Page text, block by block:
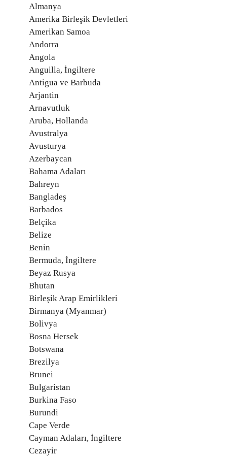
Almanya
Amerika Birleşik Devletleri
Amerikan Samoa
Andorra
Angola
Anguilla, İngiltere
Antigua ve Barbuda
Arjantin
Arnavutluk
Aruba, Hollanda
Avustralya
Avusturya
Azerbaycan
Bahama Adaları
Bahreyn
Bangladeş
Barbados
Belçika
Belize
Benin
Bermuda, İngiltere
Beyaz Rusya
Bhutan
Birleşik Arap Emirlikleri
Birmanya (Myanmar)
Bolivya
Bosna Hersek
Botswana
Brezilya
Brunei
Bulgaristan
Burkina Faso
Burundi
Cape Verde
Cayman Adaları, İngiltere
Cezayir